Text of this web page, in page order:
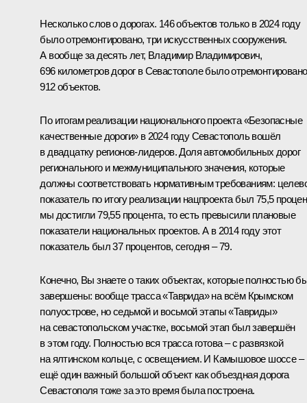
Несколько слов о дорогах. 146 объектов только в 2024 году
было отремонтировано, три искусственных сооружения.
А вообще за десять лет, Владимир Владимирович,
696 километров дорог в Севастополе было
912 объектов.
По итогам реализации национального проекта «Безопасные
качественные дороги» в 2024 году Севастополь вошёл
в двадцатку регионов-лидеров. Доля автомобильных дорог
регионального и межмуниципального значения, которые
должны соответствовать нормативным требованиям:
показатель по итогу реализации нацпроекта был 75,5
мы достигли 79,55 процента, то есть превысили плановые
показатели национальных проектов. А в 2014 году этот
показатель был 37 процентов, сегодня – 79.
Конечно, Вы знаете о таких объектах, которые полностью
завершены: вообще трасса «Таврида» на всём Крымском
полуострове, но седьмой и восьмой этапы «Тавриды»
на севастопольском участке, восьмой этап был завершён
в этом году. Полностью вся трасса готова – с развязкой
на ялтинском кольце, с освещением. И Камышовое шоссе –
ещё один важный большой объект как объездная дорога
Севастополя тоже за это время была построена.